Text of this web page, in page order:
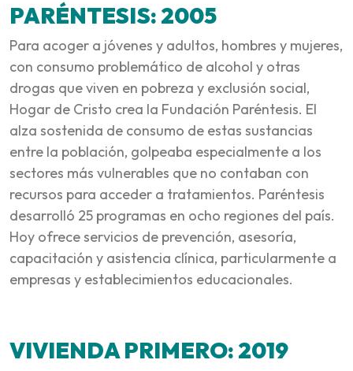
PARÉNTESIS: 2005
Para acoger a jóvenes y adultos, hombres y mujeres,
con consumo problemático de alcohol y otras
drogas que viven en pobreza y exclusión social,
Hogar de Cristo crea la Fundación Paréntesis. El
alza sostenida de consumo de estas sustancias
entre la población, golpeaba especialmente a los
sectores más vulnerables que no contaban con
recursos para acceder a tratamientos. Paréntesis
desarrolló 25 programas en ocho regiones del país.
Hoy ofrece servicios de prevención, asesoría,
capacitación y asistencia clínica, particularmente a
empresas y establecimientos educacionales.
VIVIENDA PRIMERO: 2019